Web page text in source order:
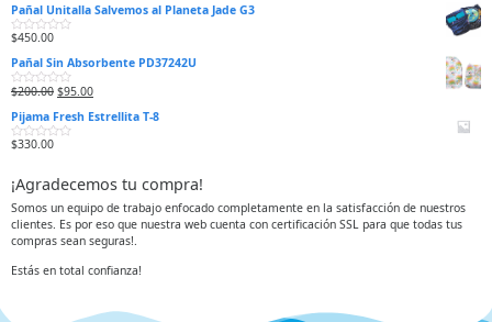
o
e
n
0
e
5
l
o
r
a
o
e
n
0
e
5
Pañal Unitalla Salvemos al Planeta Jade G3
V
l
o
r
a
o
e
n
0
5
$450.00
Pañal Sin Absorbente PD37242U
V
l
o
r
a
e
n
0
d
e
5
$200.00 $95.00
Pijama Fresh Estrellita T-8
V
o
r
a
d
o
n
d
$330.00
¡Agradecemos tu compra!
Somos un equipo de trabajo enfocado completamente en la satisfacción de nuestros
clientes. Es por eso que nuestra web cuenta con certificación SSL para que todas tus
compras sean seguras!.
Estás en total confianza!